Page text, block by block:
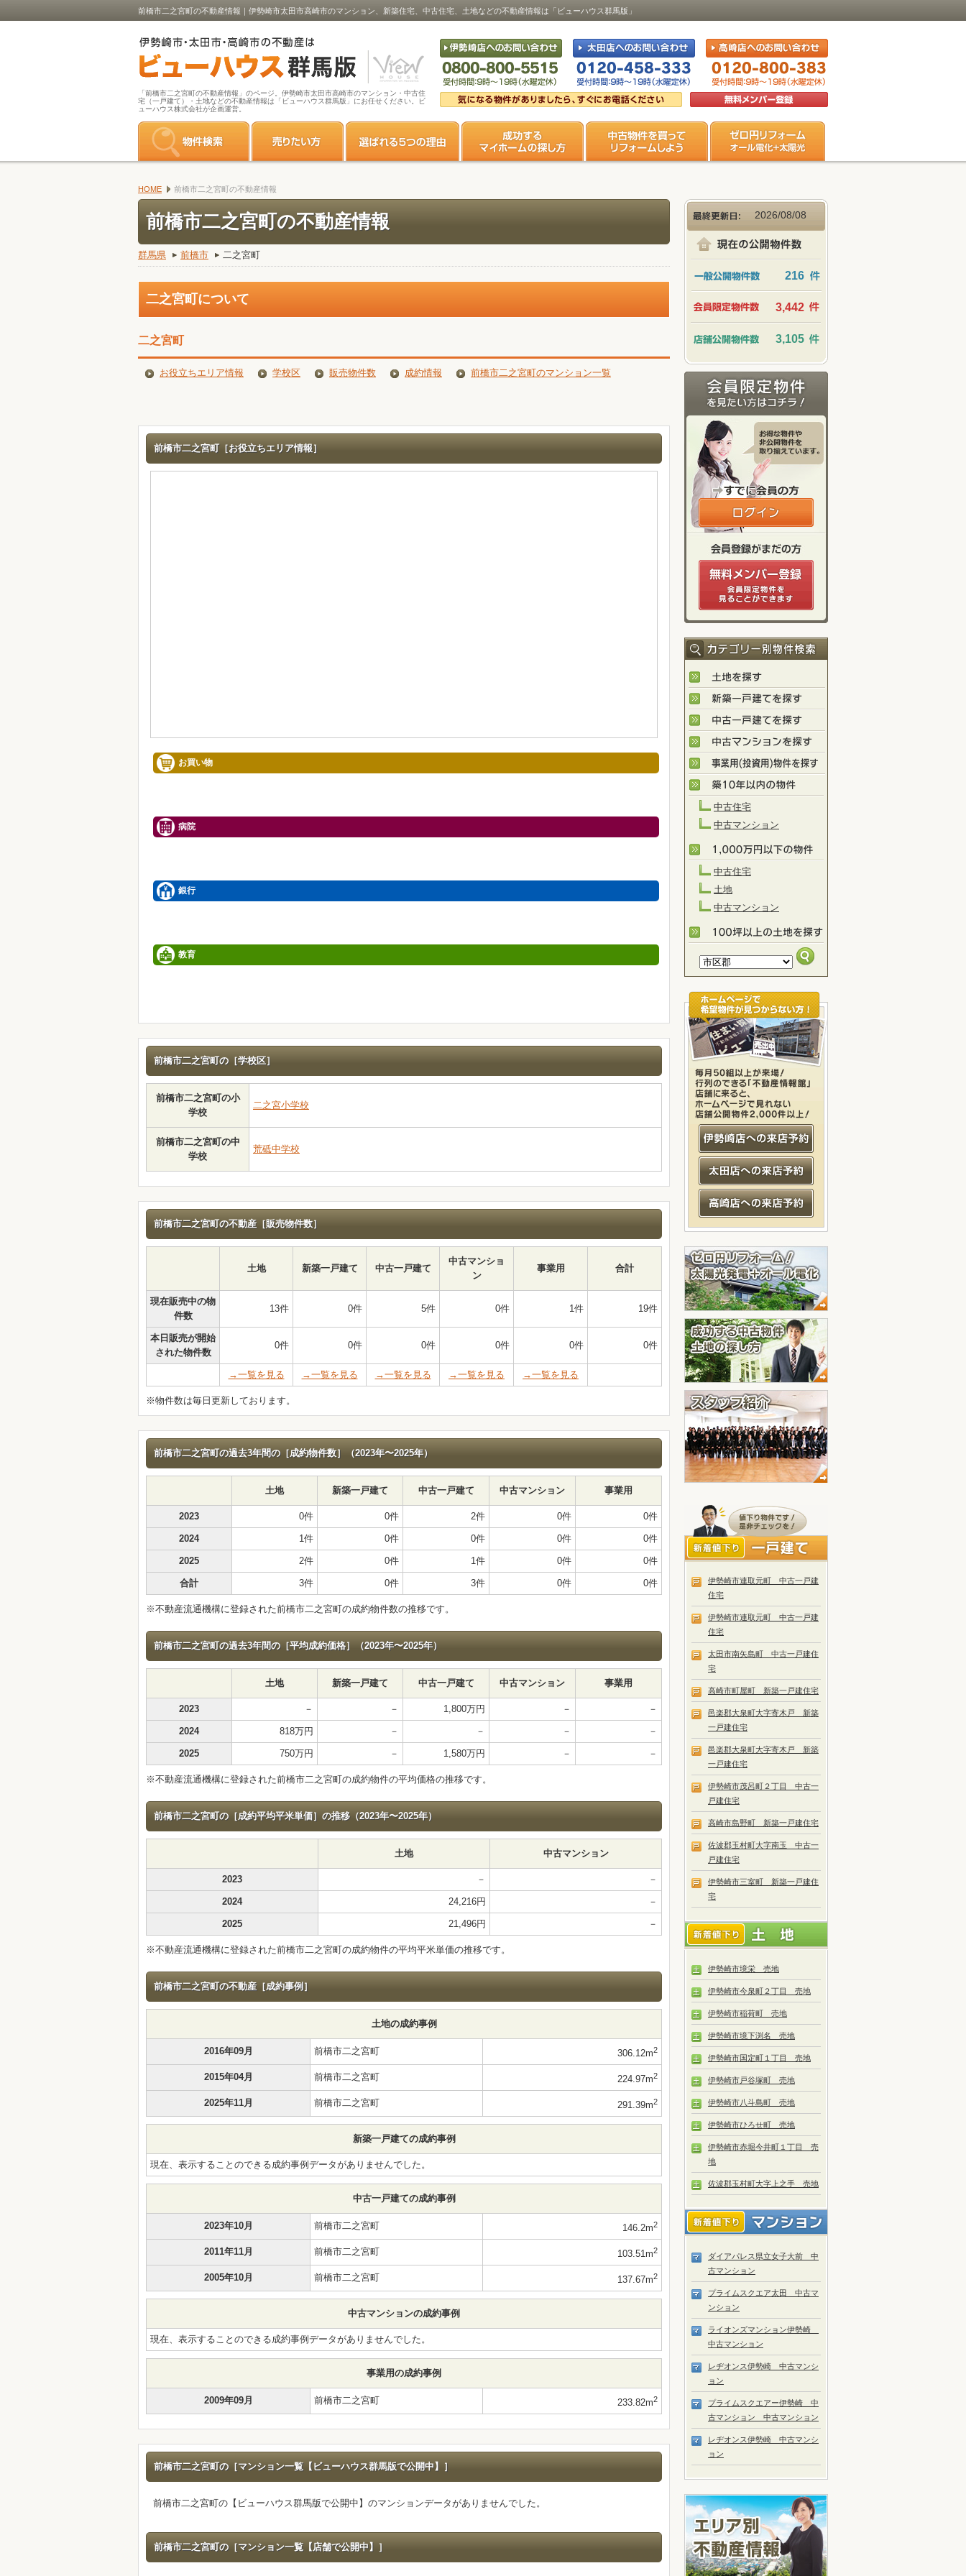
前橋市二之宮町の不動産情報｜伊勢崎市太田市高崎市のマンション、新築住宅、中古住宅、土地などの不動産情報は「ビューハウス群馬版」
「前橋市二之宮町の不動産情報」のページ。伊勢崎市太田市高崎市のマンション・中古住
宅（一戸建て）・土地などの不動産情報は「ビューハウス群馬版」にお任せください。ビ
ューハウス株式会社が企画運営。
HOME 前橋市二之宮町の不動産情報
前橋市二之宮町の不動産情報
群馬県 前橋市 二之宮町
二之宮町について
二之宮町
お役立ちエリア情報 学校区 販売物件数 成約情報 前橋市二之宮町のマンション一覧
前橋市二之宮町［お役立ちエリア情報］
お買い物
病院
銀行
教育
前橋市二之宮町の［学校区］
前橋市二之宮町の小
学校
二之宮小学校
前橋市二之宮町の中
学校
荒砥中学校
前橋市二之宮町の不動産［販売物件数］
土地 新築一戸建て 中古一戸建て
中古マンショ
ン
事業用 合計
現在販売中の物
件数
13件 0件 5件 0件 1件 19件
本日販売が開始
された物件数
0件 0件 0件 0件 0件 0件
→一覧を見る →一覧を見る →一覧を見る →一覧を見る →一覧を見る
※物件数は毎日更新しております。
前橋市二之宮町の過去3年間の［成約物件数］（2023年〜2025年）
土地 新築一戸建て 中古一戸建て 中古マンション 事業用
2023 0件 0件 2件 0件 0件
2024 1件 0件 0件 0件 0件
2025 2件 0件 1件 0件 0件
合計 3件 0件 3件 0件 0件
※不動産流通機構に登録された前橋市二之宮町の成約物件数の推移です。
前橋市二之宮町の過去3年間の［平均成約価格］（2023年〜2025年）
土地 新築一戸建て 中古一戸建て 中古マンション 事業用
2023 － － 1,800万円 － －
2024 818万円 － － － －
2025 750万円 － 1,580万円 － －
※不動産流通機構に登録された前橋市二之宮町の成約物件の平均価格の推移です。
前橋市二之宮町の［成約平均平米単価］の推移（2023年〜2025年）
土地 中古マンション
2023 － －
2024 24,216円 －
2025 21,496円 －
※不動産流通機構に登録された前橋市二之宮町の成約物件の平均平米単価の推移です。
前橋市二之宮町の不動産［成約事例］
土地の成約事例
2016年09月 前橋市二之宮町 306.12m2
2015年04月 前橋市二之宮町 224.97m2
2025年11月 前橋市二之宮町 291.39m2
新築一戸建ての成約事例
現在、表示することのできる成約事例データがありませんでした。
中古一戸建ての成約事例
2023年10月 前橋市二之宮町 146.2m2
2011年11月 前橋市二之宮町 103.51m2
2005年10月 前橋市二之宮町 137.67m2
中古マンションの成約事例
現在、表示することのできる成約事例データがありませんでした。
事業用の成約事例
2009年09月 前橋市二之宮町 233.82m2
前橋市二之宮町の［マンション一覧【ビューハウス群馬版で公開中】］
前橋市二之宮町の【ビューハウス群馬版で公開中】のマンションデータがありませんでした。
前橋市二之宮町の［マンション一覧【店舗で公開中】］
2026/08/08
216
3,442
3,105
中古住宅
中古マンション
中古住宅
土地
中古マンション
伊勢崎市連取元町 中古一戸建
住宅
伊勢崎市連取元町 中古一戸建
住宅
太田市南矢島町 中古一戸建住
宅
高崎市町屋町 新築一戸建住宅
邑楽郡大泉町大字寄木戸 新築
一戸建住宅
邑楽郡大泉町大字寄木戸 新築
一戸建住宅
伊勢崎市茂呂町２丁目 中古一
戸建住宅
高崎市島野町 新築一戸建住宅
佐波郡玉村町大字南玉 中古一
戸建住宅
伊勢崎市三室町 新築一戸建住
宅
伊勢崎市境栄 売地
伊勢崎市今泉町２丁目 売地
伊勢崎市稲荷町 売地
伊勢崎市境下渕名 売地
伊勢崎市国定町１丁目 売地
伊勢崎市戸谷塚町 売地
伊勢崎市八斗島町 売地
伊勢崎市ひろせ町 売地
伊勢崎市赤堀今井町１丁目 売
地
佐波郡玉村町大字上之手 売地
ダイアパレス県立女子大前 中
古マンション
プライムスクエア太田 中古マ
ンション
ライオンズマンション伊勢崎
中古マンション
レヂオンス伊勢崎 中古マンシ
ョン
プライムスクエアー伊勢崎 中
古マンション 中古マンション
レヂオンス伊勢崎 中古マンシ
ョン